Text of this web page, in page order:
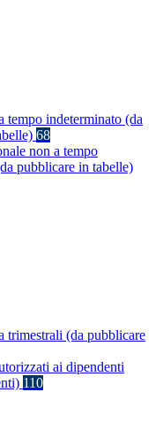
tempo indeterminato (da
68
non a tempo
pubblicare in tabelle)
trimestrali (da pubblicare
ai dipendenti
110